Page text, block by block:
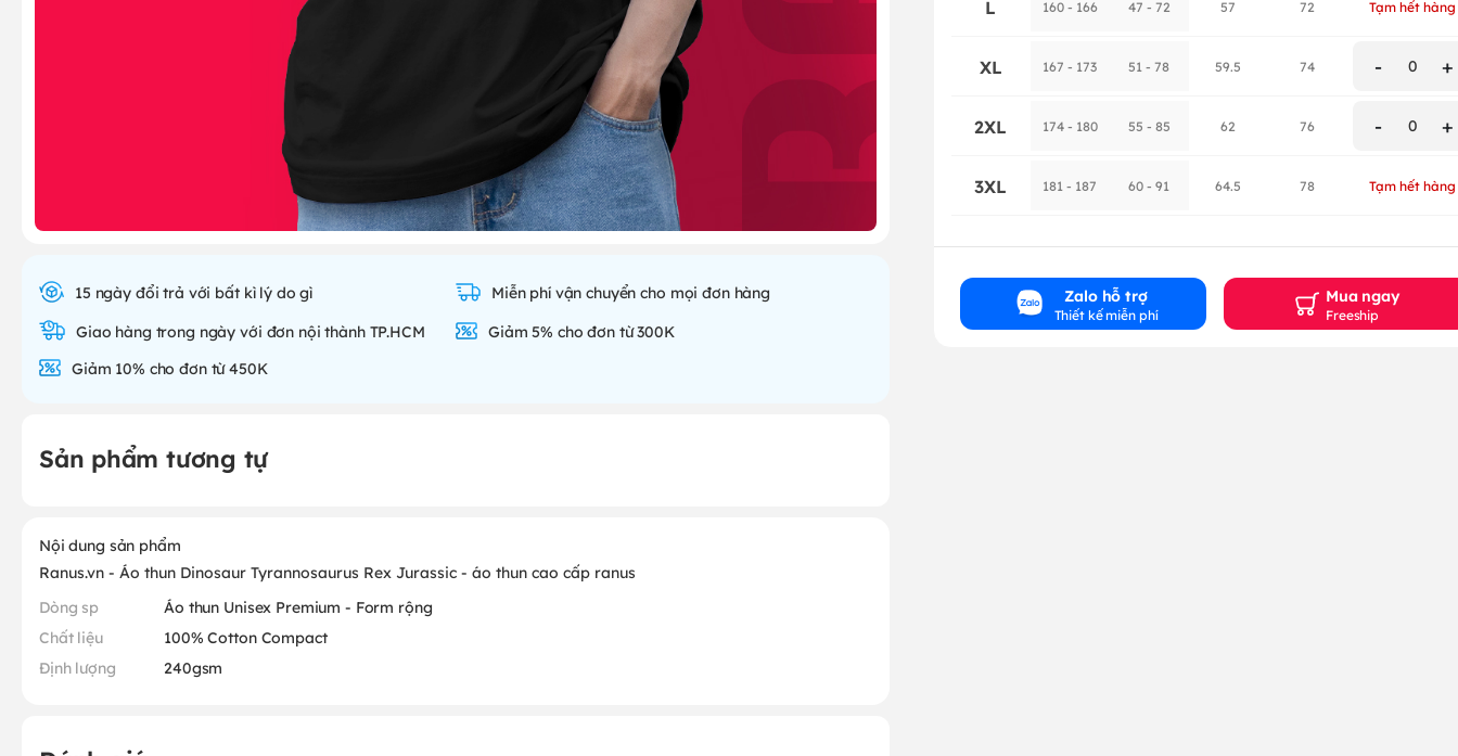
15 ngày đổi trả với bất kì lý do gì
Miễn phí vận chuyển cho mọi đơn hàng
Giao hàng trong ngày với đơn nội thành TP.HCM
Giảm 5% cho đơn từ 300K
Giảm 10% cho đơn từ 450K
Sản phẩm tương tự
Nội dung sản phẩm
Ranus.vn - Áo thun Dinosaur Tyrannosaurus Rex Jurassic - áo thun cao cấp ranus
Dòng sp
Áo thun Unisex Premium - Form rộng
Chất liệu
100% Cotton Compact
Định lượng
240gsm
L 160 - 166 47 - 72 57 72 Tạm hết hàng
XL 167 - 173 51 - 78 59.5 74 - 0 +
2XL 174 - 180 55 - 85 62 76 - 0 +
3XL 181 - 187 60 - 91 64.5 78 Tạm hết hàng
Zalo hỗ trợ
Thiết kế miễn phí
Mua ngay
Freeship